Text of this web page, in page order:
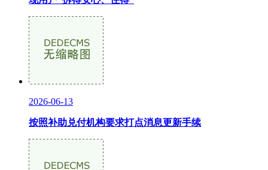
2026-06-13
按照补助兑付机构要求打点消息更新手续